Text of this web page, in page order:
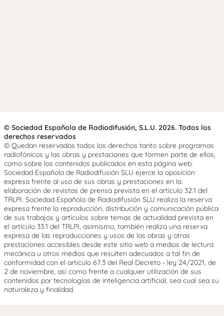
© Sociedad Española de Radiodifusión, S.L.U. 2026. Todos los
derechos reservados
© Quedan reservados todos los derechos tanto sobre programas
radiofónicos y las obras y prestaciones que formen parte de ellos,
como sobre los contenidos publicados en esta página web.
Sociedad Española de Radiodifusión SLU ejerce la oposición
expresa frente al uso de sus obras y prestaciones en la
elaboración de revistas de prensa prevista en el artículo 32.1 del
TRLPI. Sociedad Española de Radiodifusión SLU realiza la reserva
expresa frente la reproducción, distribución y comunicación pública
de sus trabajos y artículos sobre temas de actualidad prevista en
el artículo 33.1 del TRLPI, asimismo, también realiza una reserva
expresa de las reproducciones y usos de las obras y otras
prestaciones accesibles desde este sitio web a medios de lectura
mecánica u otros medios que resulten adecuados a tal fin de
conformidad con el artículo 67.3 del Real Decreto - ley 24/2021, de
2 de noviembre, así como frente a cualquier utilización de sus
contenidos por tecnologías de inteligencia artificial, sea cual sea su
naturaleza y finalidad.